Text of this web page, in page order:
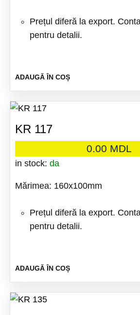
Prețul diferă la export.
pentru detalii.
ADAUGĂ ÎN COȘ
KR 117
0.00 MDL
in stock: da
Mărimea: 160x100mm
Prețul diferă la export.
pentru detalii.
ADAUGĂ ÎN COȘ